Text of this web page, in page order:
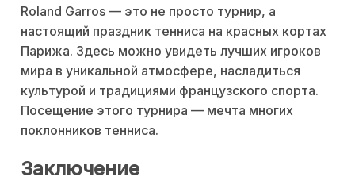
Roland Garros — это не просто турнир, а
настоящий праздник тенниса на красных кортах
Парижа. Здесь можно увидеть лучших игроков
мира в уникальной атмосфере, насладиться
культурой и традициями французского спорта.
Посещение этого турнира — мечта многих
поклонников тенниса.
Заключение